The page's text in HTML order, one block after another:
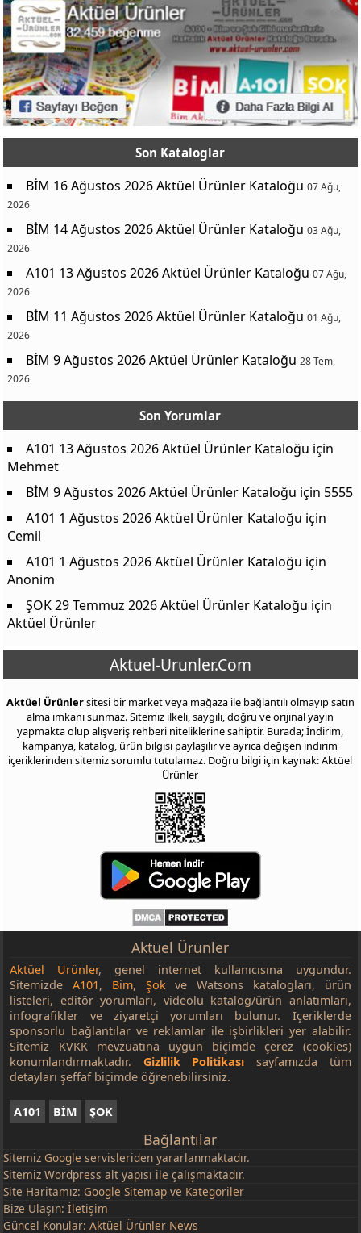
Son Kataloglar
BİM 16 Ağustos 2026 Aktüel Ürünler Kataloğu 07 Ağu,
2026
BİM 14 Ağustos 2026 Aktüel Ürünler Kataloğu 03 Ağu,
2026
A101 13 Ağustos 2026 Aktüel Ürünler Kataloğu 07 Ağu,
2026
BİM 11 Ağustos 2026 Aktüel Ürünler Kataloğu 01 Ağu,
2026
BİM 9 Ağustos 2026 Aktüel Ürünler Kataloğu 28 Tem,
2026
Son Yorumlar
A101 13 Ağustos 2026 Aktüel Ürünler Kataloğu için
Mehmet
BİM 9 Ağustos 2026 Aktüel Ürünler Kataloğu için 5555
A101 1 Ağustos 2026 Aktüel Ürünler Kataloğu için
Cemil
A101 1 Ağustos 2026 Aktüel Ürünler Kataloğu için
Anonim
ŞOK 29 Temmuz 2026 Aktüel Ürünler Kataloğu için
Aktüel Ürünler
Aktuel-Urunler.Com
Aktüel Ürünlersitesi bir market veya mağaza ile bağlantılı olmayıp satın
alma imkanı sunmaz. Sitemiz ilkeli, saygılı, doğru ve orijinal yayın
yapmakta olup alışveriş rehberi niteliklerine sahiptir. Burada; İndirim,
kampanya, katalog, ürün bilgisi paylaşılır ve ayrıca değişen indirim
içeriklerinden sitemiz sorumlu tutulamaz. Doğru bilgi için kaynak: Aktüel
Ürünler
Aktüel Ürünler
Aktüel Ürünler, genel internet kullanıcısına uygundur.
SitemizdeA101, Bim, Şokve Watsons katalogları, ürün
listeleri, editör yorumları, videolu katalog/ürün anlatımları,
infografikler ve ziyaretçi yorumları bulunur. İçeriklerde
sponsorlu bağlantılar ve reklamlar ile işbirlikleri yer alabilir.
Sitemiz KVKK mevzuatına uygun biçimde çerez (cookies)
konumlandırmaktadır. Gizlilik Politikası sayfamızda tüm
detayları şeffaf biçimde öğrenebilirsiniz.
A101 BİM ŞOK
Bağlantılar
Sitemiz Google servisleriden yararlanmaktadır.
Sitemiz Wordpress alt yapısı ile çalışmaktadır.
Site Haritamız: Google Sitemap ve Kategoriler
Bize Ulaşın:İletişim
Güncel Konular:Aktüel Ürünler News